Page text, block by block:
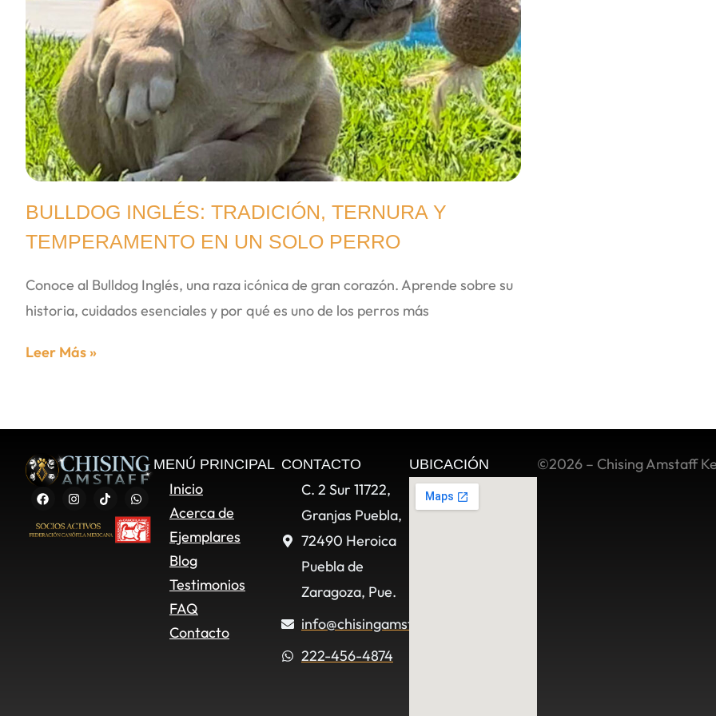
BULLDOG INGLÉS: TRADICIÓN, TERNURA Y
TEMPERAMENTO EN UN SOLO PERRO
Conoce al Bulldog Inglés, una raza icónica de gran corazón. Aprende sobre su
historia, cuidados esenciales y por qué es uno de los perros más
Leer Más »
MENÚ PRINCIPAL
Inicio
Acerca de
Ejemplares
Blog
Testimonios
FAQ
Contacto
CONTACTO
C. 2 Sur 11722,
Granjas Puebla,
72490 Heroica
Puebla de
Zaragoza, Pue.
info@chisingamstaff.com
222-456-4874
UBICACIÓN ©2026 – Chising Amstaff